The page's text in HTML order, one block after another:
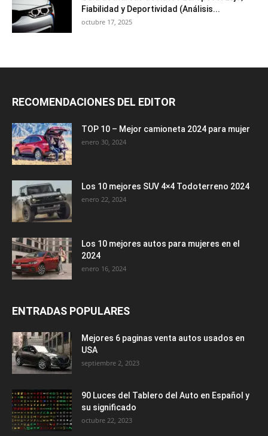
Fiabilidad y Deportividad (Análisis...
octubre 17, 2025
RECOMENDACIONES DEL EDITOR
TOP 10 – Mejor camioneta 2024 para mujer
enero 30, 2024
Los 10 mejores SUV 4×4 Todoterreno 2024
enero 22, 2024
Los 10 mejores autos para mujeres en el
2024
enero 16, 2024
ENTRADAS POPULARES
Mejores 6 paginas venta autos usados en
USA
septiembre 2, 2023
90 Luces del Tablero del Auto en Español y
su significado
octubre 22, 2023